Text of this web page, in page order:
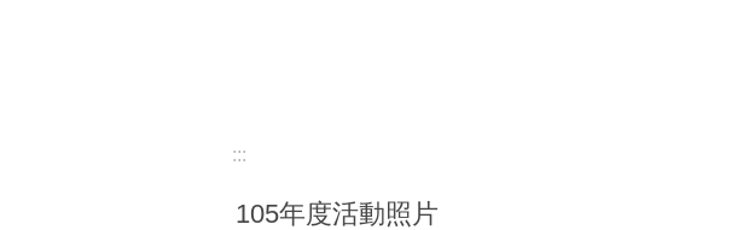
:::
105年度活動照片